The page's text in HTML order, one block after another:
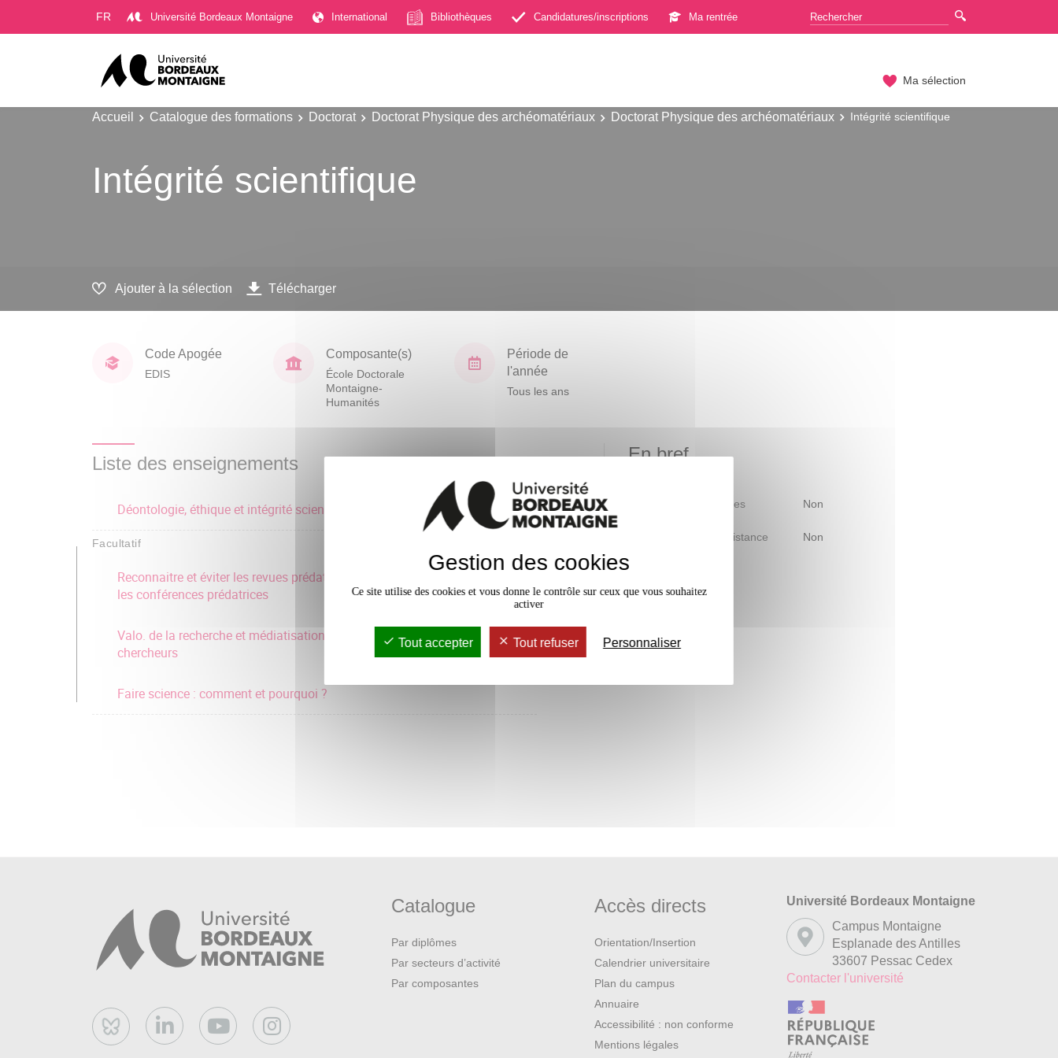
FR Université Bordeaux Montaigne International Bibliothèques Candidatures/inscriptions Ma rentrée
Ma sélection
Accueil Catalogue des formations Doctorat Doctorat Physique des archéomatériaux Doctorat Physique des archéomatériaux Intégrité scientifique
Intégrité scientifique
Ajouter à la sélection Télécharger
Code Apogée
EDIS
Composante(s)
École Doctorale
Montaigne-
Humanités
Période de
l'année
Tous les ans
Liste des enseignements
Déontologie, éthique et intégrité scientifique
Facultatif
Reconnaitre et éviter les revues prédatrices et
les conférences prédatrices
Valo. de la recherche et médiatisation des
chercheurs
Faire science : comment et pourquoi ?
En bref
Mobilité d'études Non
Accessible à distance Non
Bluesky
Catalogue
Par diplômes
Par secteurs d’activité
Par composantes
Accès directs
Orientation/Insertion
Calendrier universitaire
Plan du campus
Annuaire
Accessibilité : non conforme
Mentions légales
Université Bordeaux Montaigne
Campus Montaigne
Esplanade des Antilles
33607 Pessac Cedex
Contacter l'université
Gestion des cookies
Ce site utilise des cookies et vous donne le contrôle sur ceux que vous souhaitez
activer
Tout accepter Tout refuser Personnaliser